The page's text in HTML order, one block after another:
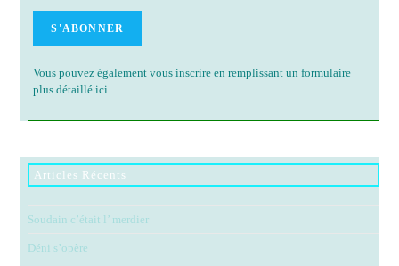
Vous pouvez également vous inscrire en remplissant un formulaire
plus détaillé ici
Articles Récents
Soudain c’était l’ merdier
Déni s’opère